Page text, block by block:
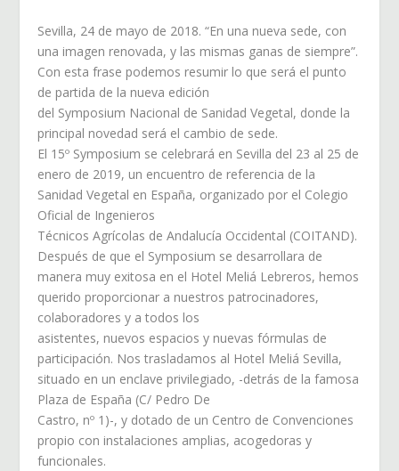
Sevilla, 24 de mayo de 2018. “En una nueva sede, con
una imagen renovada, y las mismas ganas de siempre”.
Con esta frase podemos resumir lo que será el punto
de partida de la nueva edición
del Symposium Nacional de Sanidad Vegetal, donde la
principal novedad será el cambio de sede.
El 15º Symposium se celebrará en Sevilla del 23 al 25 de
enero de 2019, un encuentro de referencia de la
Sanidad Vegetal en España, organizado por el Colegio
Oficial de Ingenieros
Técnicos Agrícolas de Andalucía Occidental (COITAND).
Después de que el Symposium se desarrollara de
manera muy exitosa en el Hotel Meliá Lebreros, hemos
querido proporcionar a nuestros patrocinadores,
colaboradores y a todos los
asistentes, nuevos espacios y nuevas fórmulas de
participación. Nos trasladamos al Hotel Meliá Sevilla,
situado en un enclave privilegiado, -detrás de la famosa
Plaza de España (C/ Pedro De
Castro, nº 1)-, y dotado de un Centro de Convenciones
propio con instalaciones amplias, acogedoras y
funcionales.